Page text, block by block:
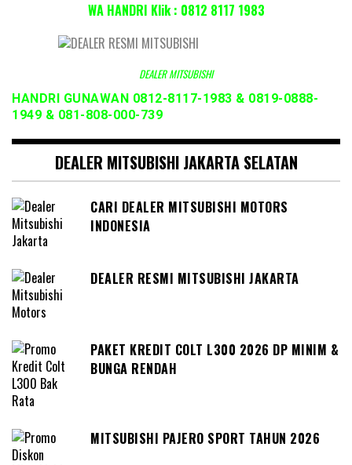
WA HANDRI Klik : 0812 8117 1983
DEALER MITSUBISHI
HANDRI GUNAWAN 0812-8117-1983 & 0819-0888-
1949 & 081-808-000-739
DEALER MITSUBISHI JAKARTA SELATAN
CARI DEALER MITSUBISHI MOTORS
INDONESIA
DEALER RESMI MITSUBISHI JAKARTA
PAKET KREDIT COLT L300 2026 DP MINIM &
BUNGA RENDAH
MITSUBISHI PAJERO SPORT TAHUN 2026